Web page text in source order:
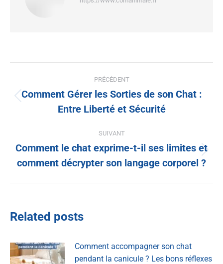
PRÉCÉDENT
Comment Gérer les Sorties de son Chat :
Entre Liberté et Sécurité
SUIVANT
Comment le chat exprime-t-il ses limites et
comment décrypter son langage corporel ?
Related posts
Comment accompagner son chat
pendant la canicule ? Les bons réflexes